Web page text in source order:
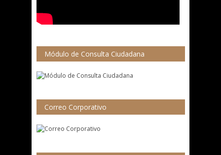
Módulo de Consulta Ciudadana
Correo Corporativo